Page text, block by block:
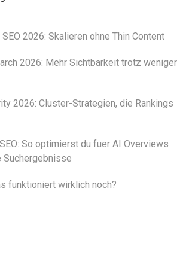
2026: Skalieren ohne Thin Content
2026: Mehr Sichtbarkeit trotz weniger
2026: Cluster-Strategien, die Rankings
So optimierst du fuer AI Overviews
Suchergebnisse
funktioniert wirklich noch?